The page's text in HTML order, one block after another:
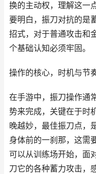
换的主动权，理解这一
要明白，振刀对抗的是
招式，对于普通攻击和
个基础认知必须牢固。
操作的核心，时机与节
在手游中，振刀操作通
势来完成，关键在于时
晚越妙，最佳振刀点，
身体前的一刹那，这需
可以从训练场开始，面
刀它的各种蓄力攻击，